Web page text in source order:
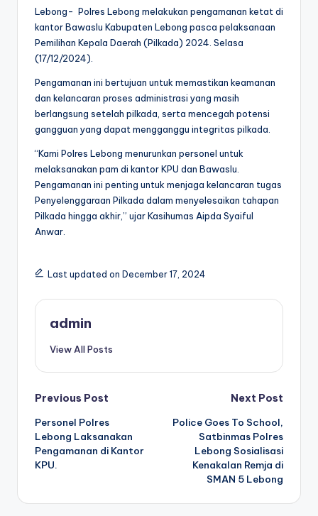
Lebong- Polres Lebong melakukan pengamanan ketat di
kantor Bawaslu Kabupaten Lebong pasca pelaksanaan
Pemilihan Kepala Daerah (Pilkada) 2024. Selasa
(17/12/2024).
Pengamanan ini bertujuan untuk memastikan keamanan
dan kelancaran proses administrasi yang masih
berlangsung setelah pilkada, serta mencegah potensi
gangguan yang dapat mengganggu integritas pilkada.
“Kami Polres Lebong menurunkan personel untuk
melaksanakan pam di kantor KPU dan Bawaslu.
Pengamanan ini penting untuk menjaga kelancaran tugas
Penyelenggaraan Pilkada dalam menyelesaikan tahapan
Pilkada hingga akhir,” ujar Kasihumas Aipda Syaiful
Anwar.
Last updated on December 17, 2024
admin
View All Posts
Post
navigation
Previous Post
Personel Polres
Lebong Laksanakan
Pengamanan di Kantor
KPU.
Next Post
Police Goes To School,
Satbinmas Polres
Lebong Sosialisasi
Kenakalan Remja di
SMAN 5 Lebong